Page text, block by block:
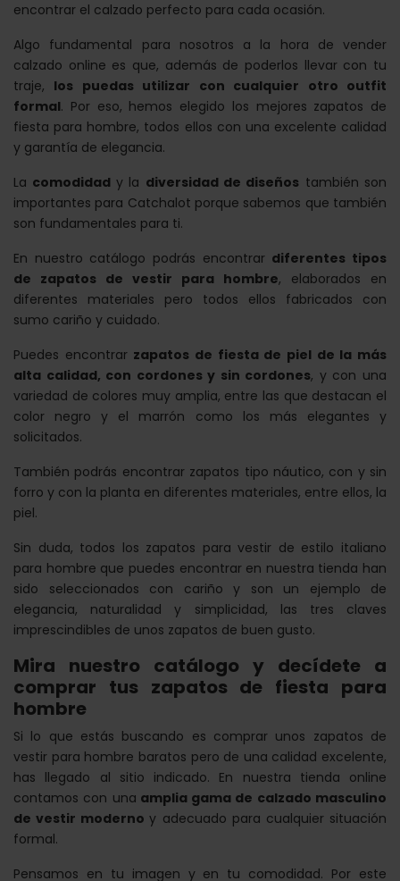
encontrar el calzado perfecto para cada ocasión.
Algo fundamental para nosotros a la hora de vender
calzado online es que, además de poderlos llevar con tu
traje, los puedas utilizar con cualquier otro outfit
formal. Por eso, hemos elegido los mejores zapatos de
fiesta para hombre, todos ellos con una excelente calidad
y garantía de elegancia.
La comodidad y la diversidad de diseños también son
importantes para Catchalot porque sabemos que también
son fundamentales para ti.
En nuestro catálogo podrás encontrar diferentes tipos
de zapatos de vestir para hombre, elaborados en
diferentes materiales pero todos ellos fabricados con
sumo cariño y cuidado.
Puedes encontrar zapatos de fiesta de piel de la más
alta calidad, con cordones y sin cordones, y con una
variedad de colores muy amplia, entre las que destacan el
color negro y el marrón como los más elegantes y
solicitados.
También podrás encontrar zapatos tipo náutico, con y sin
forro y con la planta en diferentes materiales, entre ellos, la
piel.
Sin duda, todos los zapatos para vestir de estilo italiano
para hombre que puedes encontrar en nuestra tienda han
sido seleccionados con cariño y son un ejemplo de
elegancia, naturalidad y simplicidad, las tres claves
imprescindibles de unos zapatos de buen gusto.
Mira nuestro catálogo y decídete a
comprar tus zapatos de fiesta para
hombre
Si lo que estás buscando es comprar unos zapatos de
vestir para hombre baratos pero de una calidad excelente,
has llegado al sitio indicado. En nuestra tienda online
contamos con una amplia gama de calzado masculino
de vestir modernoy adecuado para cualquier situación
formal.
Pensamos en tu imagen y en tu comodidad. Por este